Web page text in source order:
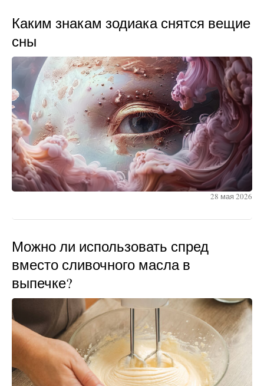
Каким знакам зодиака снятся вещие
сны
28 мая 2026
Можно ли использовать спред
вместо сливочного масла в
выпечке?